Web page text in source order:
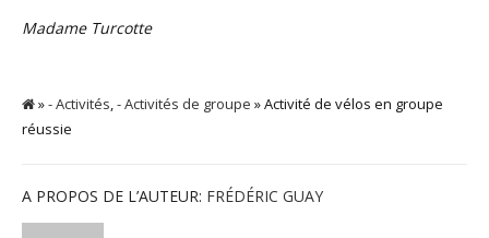
Madame Turcotte
»- Activités,- Activités de groupe » Activité de vélos en groupe
réussie
A PROPOS DE L’AUTEUR: FRÉDÉRIC GUAY